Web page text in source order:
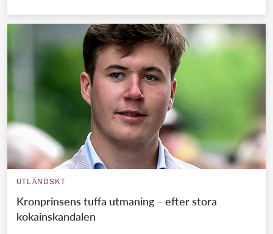
UTLÄNDSKT
Kronprinsens tuffa utmaning – efter stora
kokainskandalen